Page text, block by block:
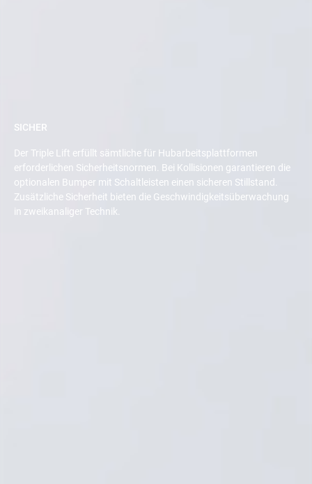
SICHER
Der Triple Lift erfüllt sämtliche für Hubarbeitsplattformen
erforderlichen Sicherheitsnormen. Bei Kollisionen garantieren die
optionalen Bumper mit Schaltleisten einen sicheren Stillstand.
Zusätzliche Sicherheit bieten die Geschwindigkeitsüberwachung
in zweikanaliger Technik.